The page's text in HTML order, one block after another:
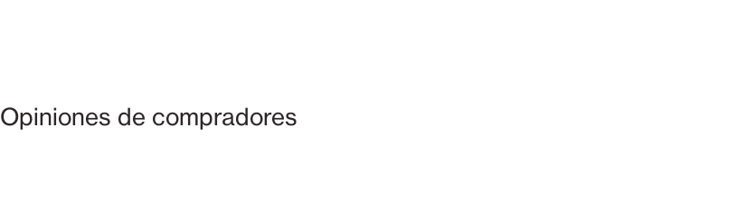
Opiniones de compradores